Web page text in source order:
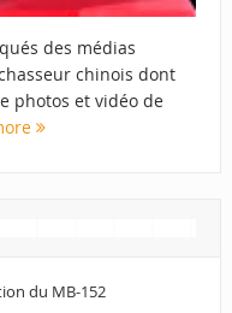
des médias
chinois dont
photos et vidéo de
du MB-152